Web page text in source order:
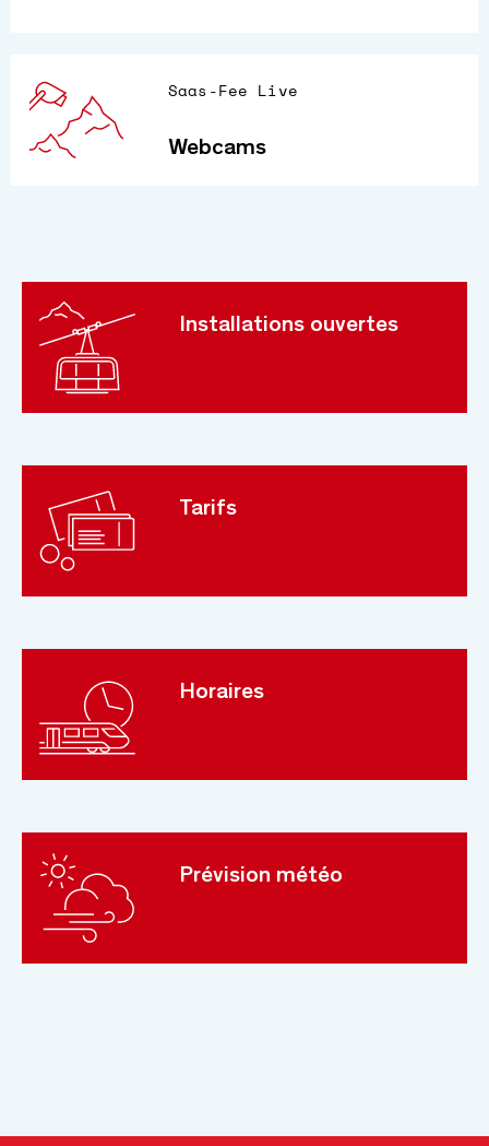
Saas-Fee Live
Webcams
Installations ouvertes
Tarifs
Horaires
Prévision météo